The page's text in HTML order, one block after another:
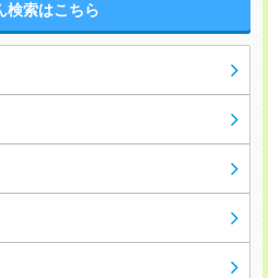
検索はこちら